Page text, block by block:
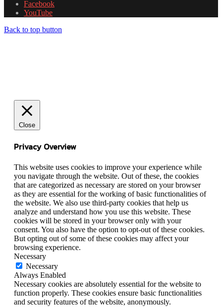
Facebook
YouTube
Back to top button
Close
Privacy Overview
This website uses cookies to improve your experience while
you navigate through the website. Out of these, the cookies
that are categorized as necessary are stored on your browser
as they are essential for the working of basic functionalities of
the website. We also use third-party cookies that help us
analyze and understand how you use this website. These
cookies will be stored in your browser only with your
consent. You also have the option to opt-out of these cookies.
But opting out of some of these cookies may affect your
browsing experience.
Necessary
Necessary
Always Enabled
Necessary cookies are absolutely essential for the website to
function properly. These cookies ensure basic functionalities
and security features of the website, anonymously.